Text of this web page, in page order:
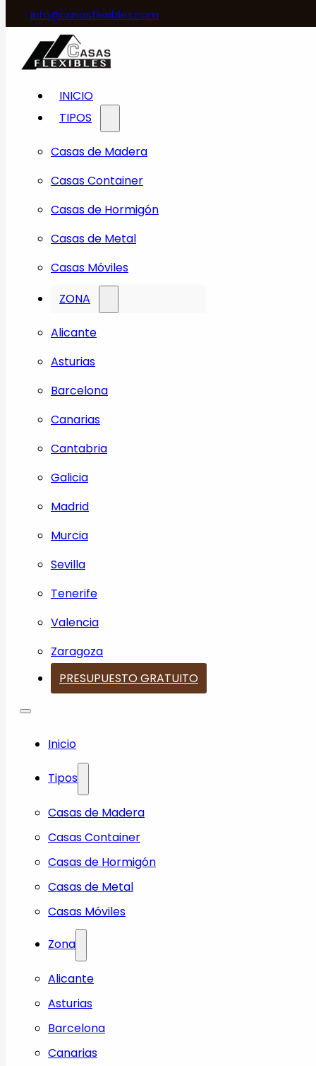
info@casasflexibles.com
INICIO
TIPOS
Casas de Madera
Casas Container
Casas de Hormigón
Casas de Metal
Casas Móviles
ZONA
Alicante
Asturias
Barcelona
Canarias
Cantabria
Galicia
Madrid
Murcia
Sevilla
Tenerife
Valencia
Zaragoza
PRESUPUESTO GRATUITO
Inicio
Tipos
Casas de Madera
Casas Container
Casas de Hormigón
Casas de Metal
Casas Móviles
Zona
Alicante
Asturias
Barcelona
Canarias